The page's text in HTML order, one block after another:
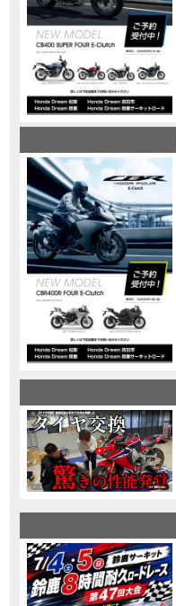
CAMPAIGN 三重県下 Honda
MOVIE 【アフリカツイン】憧れの大型バ
MOVIE 【女子ツーリング】穴場スポッ
MOVIE 【CBR600RR】憧れのSSバイ
MOVIE 【中級レベル】スクーター乗り
MOVIE 【鈴鹿サーキット】ホンダモ
CAMPAIGN 【買取強化中
MOVIE 【祝】Honda CL500納車「
MOVIE 【シンガーソングライ
MOVIE 【ホンダドリーム鈴鹿
MOVIE 【鈴鹿サーキットに近い！
MOVIE CL500売却！X-ADVオーナー
MOVIE 【梅本まどかさんコラボ】
MOVIE 憧れの大型バイク試乗！4輪走行
【鈴鹿ツインサーキット】バイク
MOVIE 全員初対面！バ
バイク女子6人
MOVIE 温泉1泊。いつもソロの女性ライダー
MOVIE 【梅本まどかさんコラボ】
MOVIE ＨＣＭ２＆４サ
MOVIE ＨＣＭ２＆４サ
Honda Dream 四
MOVIE Honda Dream 鈴
MOVIE
Honda Dream 松
２月１２日 牡蠣ツー